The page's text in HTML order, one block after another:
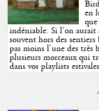
en
indéniable. Si l'on aurait
souvent hors des
pas moins l'une des très
plusieurs morceaux qui
dans vos playlists